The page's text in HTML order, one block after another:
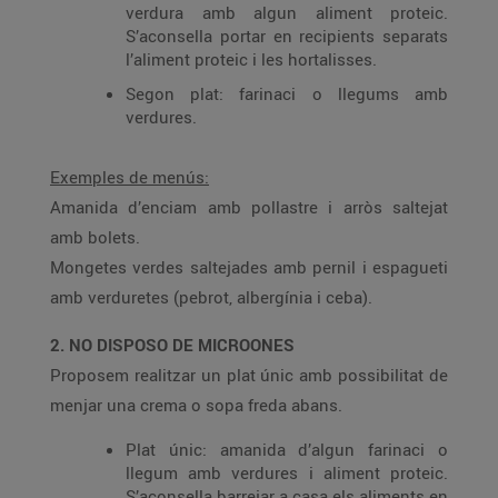
verdura amb algun aliment proteic.
S’aconsella portar en recipients separats
l’aliment proteic i les hortalisses.
Segon plat: farinaci o llegums amb
verdures.
Exemples de menús:
Amanida d’enciam amb pollastre i arròs saltejat
amb bolets.
Mongetes verdes saltejades amb pernil i espagueti
amb verduretes (pebrot, albergínia i ceba).
2. NO DISPOSO DE MICROONES
Proposem realitzar un plat únic amb possibilitat de
menjar una crema o sopa freda abans.
Plat únic: amanida d’algun farinaci o
llegum amb verdures i aliment proteic.